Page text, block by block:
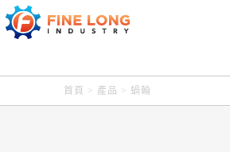
首頁 > 產品 > 蝸輪